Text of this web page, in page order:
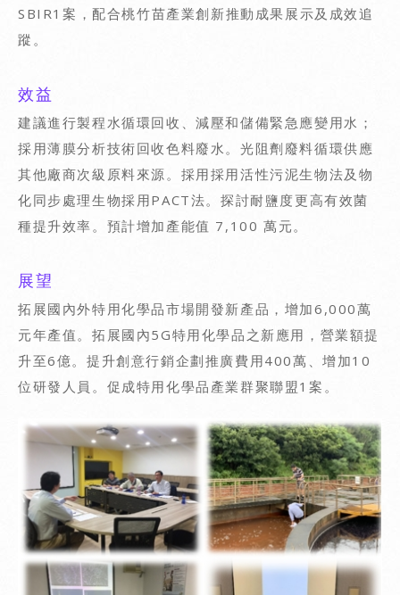
SBIR1案，配合桃竹苗產業創新推動成果展示及成效追
蹤。
效益
建議進行製程水循環回收、減壓和儲備緊急應變用水；
採用薄膜分析技術回收色料廢水。光阻劑廢料循環供應
其他廠商次級原料來源。採用採用活性污泥生物法及物
化同步處理生物採用PACT法。探討耐鹽度更高有效菌
種提升效率。預計增加產能值 7,100 萬元。
展望
拓展國內外特用化學品市場開發新產品，增加6,000萬
元年產值。拓展國內5G特用化學品之新應用，營業額提
升至6億。提升創意行銷企劃推廣費用400萬、增加10
位研發人員。促成特用化學品產業群聚聯盟1案。